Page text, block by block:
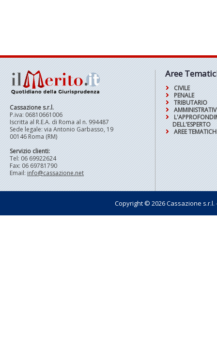
Cassazione s.r.l.
P.iva: 06810661006
Iscritta al R.E.A. di Roma al n. 994487
Sede legale: via Antonio Garbasso, 19
00146 Roma (RM)
Servizio clienti:
Tel: 06 69922624
Fax: 06 69781790
Email: info@cassazione.net
Aree
CIVILE
PENALE
TRIBUTARIO
DELL'ESPERTO
AREE
Copyright © 2026 Cassazione s.r.l.